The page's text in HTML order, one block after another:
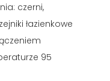
czerni,
łazienkowe
95